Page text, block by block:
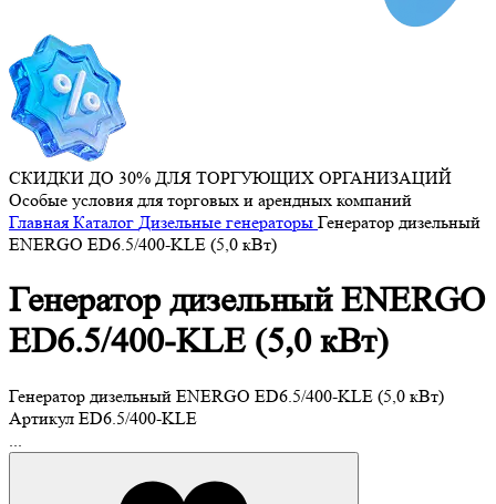
СКИДКИ ДО 30% ДЛЯ ТОРГУЮЩИХ ОРГАНИЗАЦИЙ
Особые условия для торговых и арендных компаний
Главная Каталог Дизельные генераторы Генератор дизельный
ENERGO ED6.5/400-KLE (5,0 кВт)
Генератор дизельный ENERGO
ED6.5/400-KLE (5,0 кВт)
Генератор дизельный ENERGO ED6.5/400-KLE (5,0 кВт)
Артикул ED6.5/400-KLE
...